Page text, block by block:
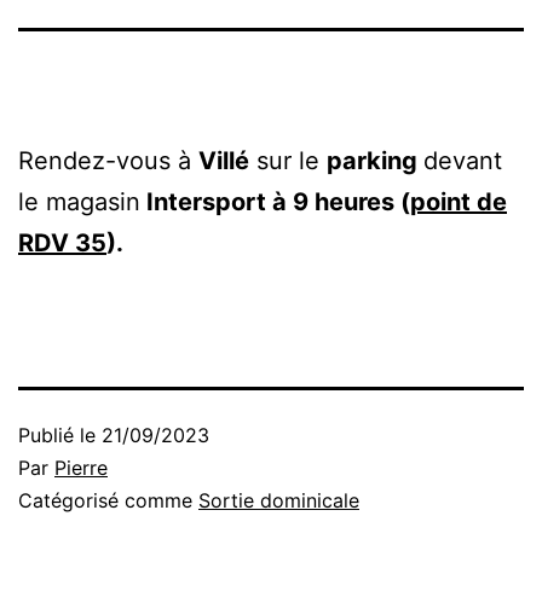
Rendez-vous à Villé sur le parking devant
le magasin Intersport à 9 heures (point de
RDV 35).
Publié le 21/09/2023
Par Pierre
Catégorisé comme Sortie dominicale